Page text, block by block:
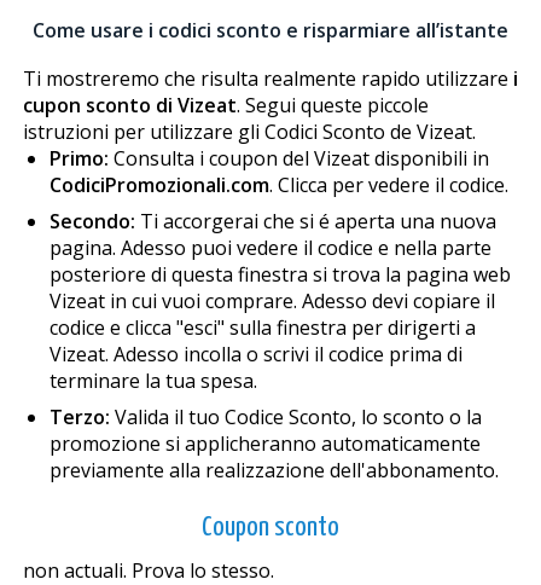
Come usare i codici sconto e risparmiare all’istante
Ti mostreremo che risulta realmente rapido utilizzare i
cupon sconto di Vizeat. Segui queste piccole
istruzioni per utilizzare gli Codici Sconto de Vizeat.
Primo: Consulta i coupon del Vizeat disponibili in
CodiciPromozionali.com. Clicca per vedere il codice.
Secondo: Ti accorgerai che si é aperta una nuova
pagina. Adesso puoi vedere il codice e nella parte
posteriore di questa finestra si trova la pagina web
Vizeat in cui vuoi comprare. Adesso devi copiare il
codice e clicca "esci" sulla finestra per dirigerti a
Vizeat. Adesso incolla o scrivi il codice prima di
terminare la tua spesa.
Terzo: Valida il tuo Codice Sconto, lo sconto o la
promozione si applicheranno automaticamente
previamente alla realizzazione dell'abbonamento.
Coupon sconto
non actuali. Prova lo stesso.